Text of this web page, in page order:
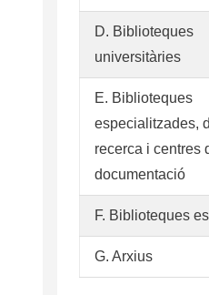
D. Biblioteques
universitàries
E. Biblioteques
especialitzades,
recerca i centres
documentació
F. Biblioteques
G. Arxius